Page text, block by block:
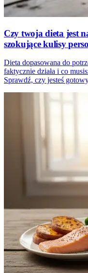
Czy twoja dieta jest
szokujące kulisy
Dieta dopasowana do
faktycznie działa i co
Sprawdź, czy jesteś